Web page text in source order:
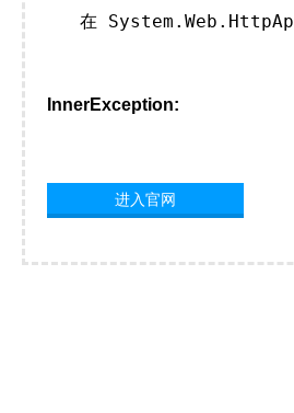
在
InnerException:
进入官网